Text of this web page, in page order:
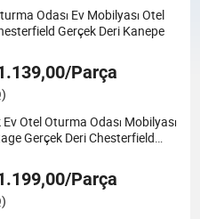
Odası Ev Mobilyası Otel
Gerçek Deri Kanepe
Parça
Otel Oturma Odası Mobilyası
Gerçek Deri Chesterfield
Parça